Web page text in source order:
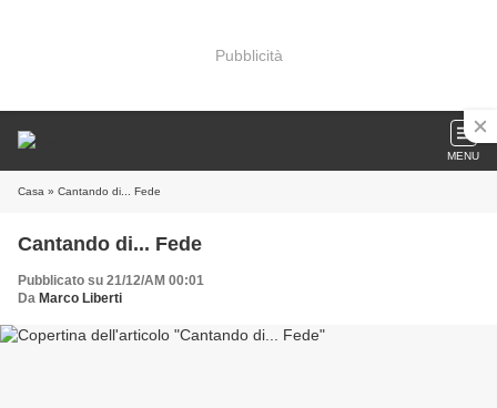
Pubblicità
MENU
Casa » Cantando di... Fede
Cantando di... Fede
Pubblicato su 21/12/AM 00:01
Da Marco Liberti